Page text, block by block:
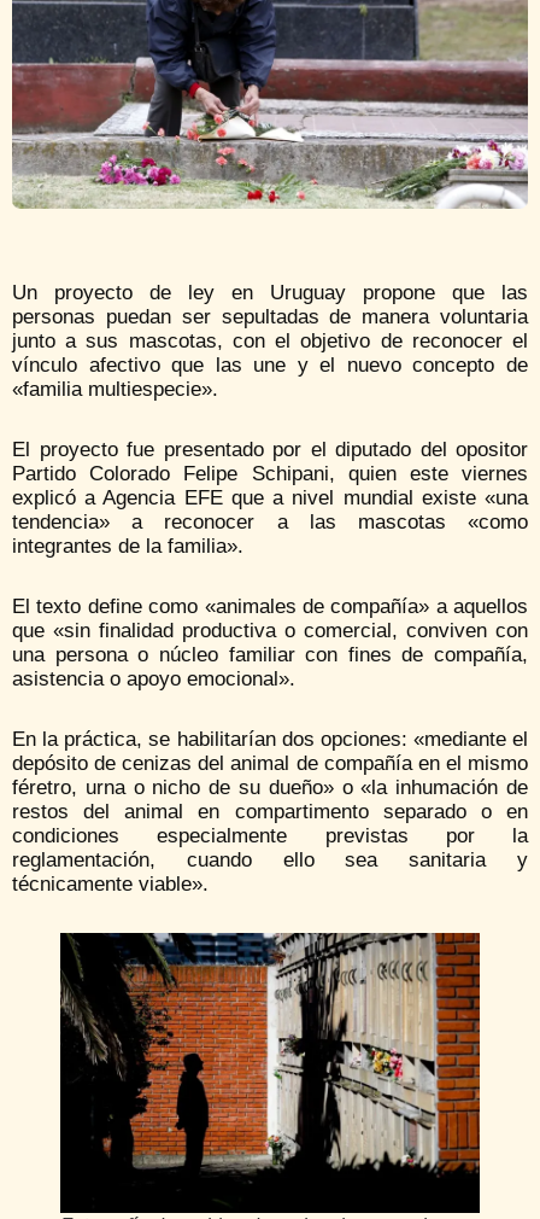
Un proyecto de ley en Uruguay propone que las
personas puedan ser sepultadas de manera voluntaria
junto a sus mascotas, con el objetivo de reconocer el
vínculo afectivo que las une y el nuevo concepto de
«familia multiespecie».
El proyecto fue presentado por el diputado del opositor
Partido Colorado Felipe Schipani, quien este viernes
explicó a Agencia EFE que a nivel mundial existe «una
tendencia» a reconocer a las mascotas «como
integrantes de la familia».
El texto define como «animales de compañía» a aquellos
que «sin finalidad productiva o comercial, conviven con
una persona o núcleo familiar con fines de compañía,
asistencia o apoyo emocional».
En la práctica, se habilitarían dos opciones: «mediante el
depósito de cenizas del animal de compañía en el mismo
féretro, urna o nicho de su dueño» o «la inhumación de
restos del animal en compartimento separado o en
condiciones especialmente previstas por la
reglamentación, cuando ello sea sanitaria y
técnicamente viable».